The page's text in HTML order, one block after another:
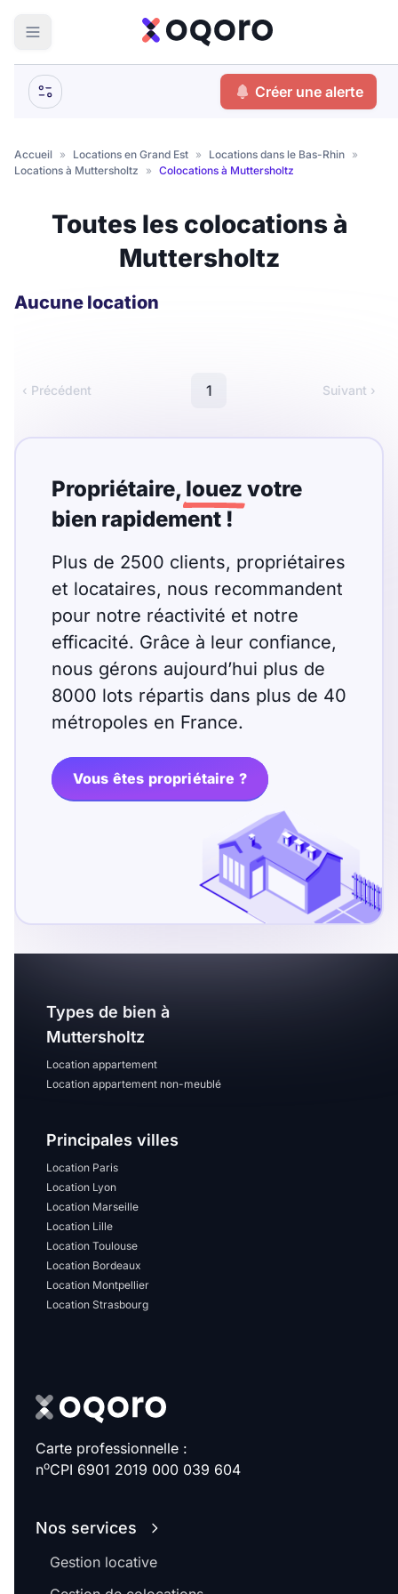
Votre
Que recherchez-vous ?
Logement entier
Coliving
Résidence étudiante
€
Nombre de pièces
Studio T1 T1 bis
T3 T4 T5
T7 T8 T9
T11 T12
T14 T15
Nombre de chambres
disponibles
Espaces additionnels
Sélectionner...
Équipements des parties
communes
Disponible à partir du
Promotions
Mettre en avant les
recherche
Créer une alerte
Accueil » Locations en Grand Est » Locations dans le Bas-Rhin »
Locations à Muttersholtz
» Colocations à Muttersholtz
Toutes les colocations à
Muttersholtz
Aucune location
‹ Précédent 1 Suivant ›
Propriétaire, louez votre
bien rapidement !
Plus de 2500 clients, propriétaires
et locataires, nous recommandent
pour notre réactivité et notre
efficacité. Grâce à leur confiance,
nous gérons aujourd’hui plus de
8000 lots répartis dans plus de 40
métropoles en France.
Vous êtes propriétaire ?
Types de bien à
Muttersholtz
Location appartement
Location appartement non-meublé
Principales villes
Location Paris
Location Lyon
Location Marseille
Location Lille
Location Toulouse
Location Bordeaux
Location Montpellier
Location Strasbourg
Carte professionnelle :
noCPI 6901 2019 000 039 604
Nos services
Gestion locative